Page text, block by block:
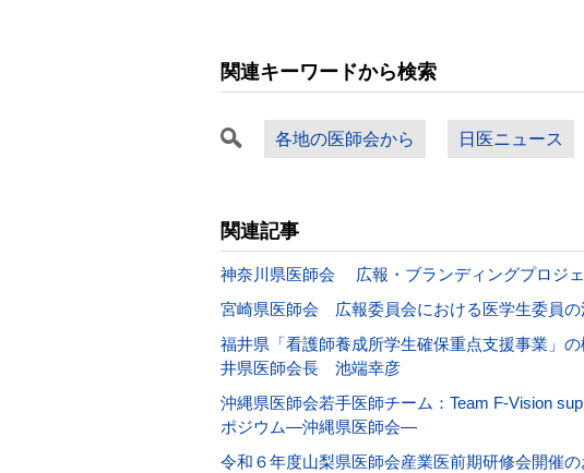
関連キーワードから検索
各地の医師会から 日医ニュース
関連記事
神奈川県医師会 広報・ブランディングプロジ
宮崎県医師会 広報委員会における医学生委員
福井県「看護師養成所学生確保重点支援事業」
井県医師会長 池端幸彦
沖縄県医師会若手医師チーム：Team F-Vision
ポジウム―沖縄県医師会―
令和６年度山梨県医師会産業医前期研修会開催